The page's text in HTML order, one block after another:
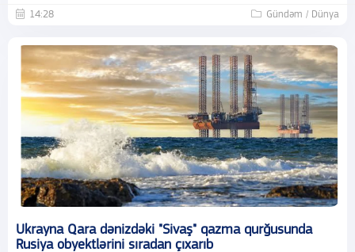
14:28 Gündəm / Dünya
Ukrayna Qara dənizdəki "Sivaş" qazma qurğusunda
Rusiya obyektlərini sıradan çıxarıb